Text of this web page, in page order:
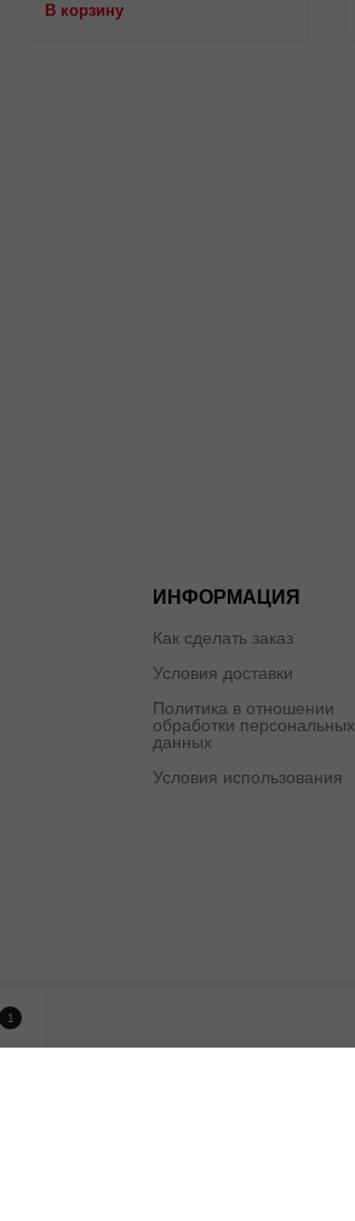
В корзину
ИНФОРМАЦИЯ
Как сделать заказ
Условия доставки
Политика в отношении
обработки персональных
данных
Условия использования
1